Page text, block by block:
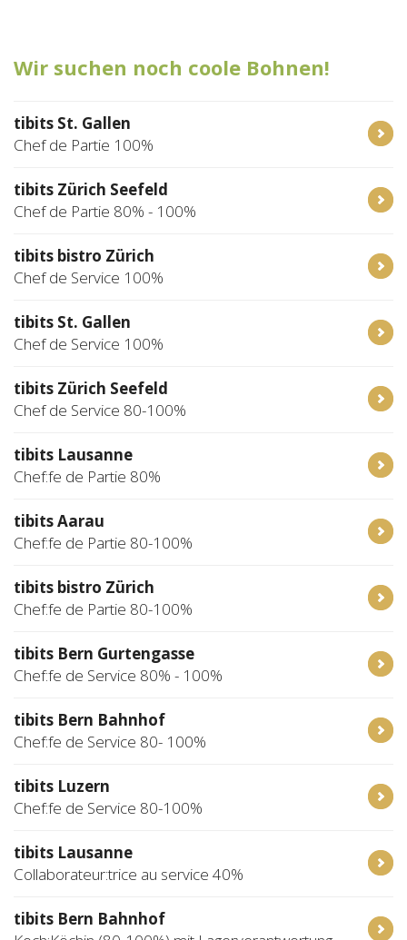
Login
Wir suchen noch coole Bohnen!
tibits St. Gallen
Chef de Partie 100%
tibits Zürich Seefeld
Chef de Partie 80% - 100%
tibits bistro Zürich
Chef de Service 100%
tibits St. Gallen
Chef de Service 100%
tibits Zürich Seefeld
Chef de Service 80-100%
tibits Lausanne
Chef:fe de Partie 80%
tibits Aarau
Chef:fe de Partie 80-100%
tibits bistro Zürich
Chef:fe de Partie 80-100%
tibits Bern Gurtengasse
Chef:fe de Service 80% - 100%
tibits Bern Bahnhof
Chef:fe de Service 80- 100%
tibits Luzern
Chef:fe de Service 80-100%
tibits Lausanne
Collaborateur:trice au service 40%
tibits Bern Bahnhof